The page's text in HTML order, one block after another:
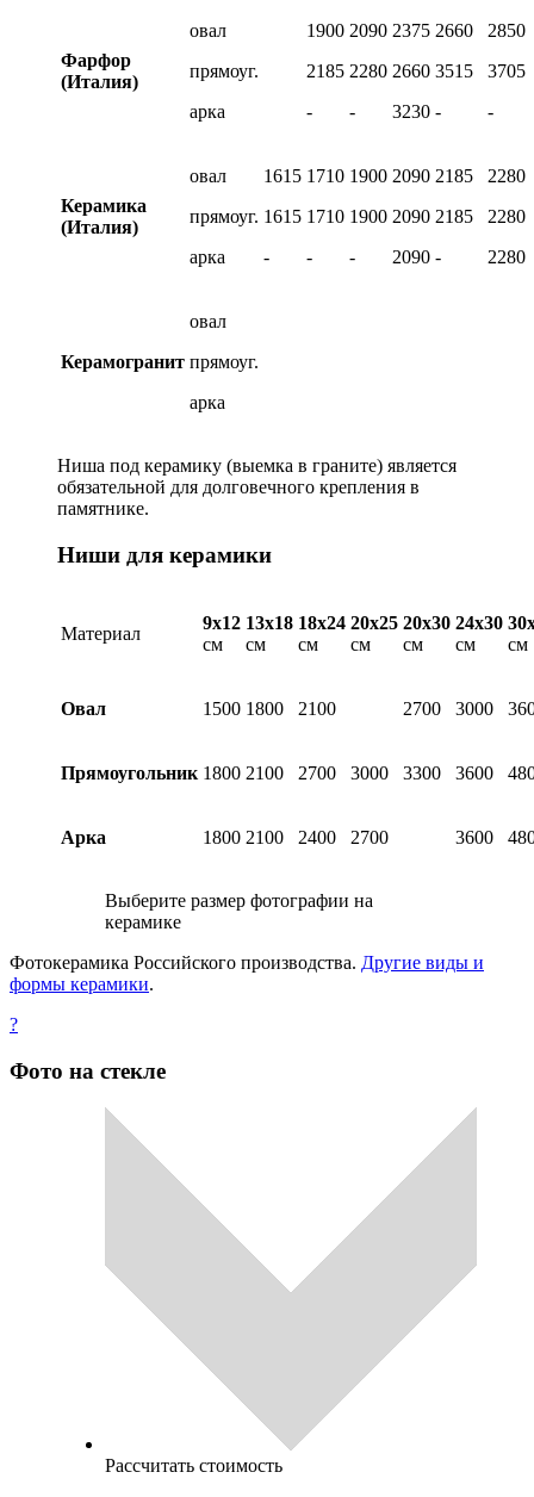
Фарфор
(Италия)
овал
прямоуг.
арка
1900
2185
-
2090
2280
-
2375
2660
3230
2660
3515
-
2850
3705
-
Керамика
(Италия)
овал
прямоуг.
арка
1615
1615
-
1710
1710
-
1900
1900
-
2090
2090
2090
2185
2185
-
2280
2280
2280
Керамогранит
овал
прямоуг.
арка
Ниша под керамику (выемка в граните) является
обязательной для долговечного крепления в
памятнике.
Ниши для керамики
Материал
9х12
см
13х18
см
18х24
см
20х25
см
20х30
см
24х30
см
см
Овал 1500 1800 2100 2700 3000
Прямоугольник 1800 2100 2700 3000 3300 3600
Арка 1800 2100 2400 2700 3600
Выберите размер фотографии на
керамике
Фотокерамика Российского производства. Другие виды и
формы керамики.
?
Фото на стекле
Рассчитать стоимость